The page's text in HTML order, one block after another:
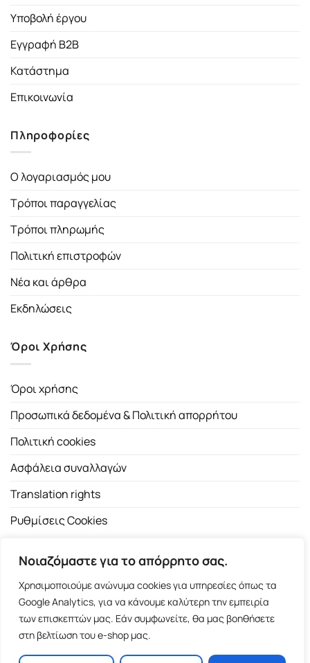
Νοιαζόμαστε για το απόρρητο σας.
Χρησιμοποιούμε ανώνυμα cookies για υπηρεσίες όπως τα
Google Analytics, για να κάνουμε καλύτερη την εμπειρία
των επισκεπτών μας. Εάν συμφωνείτε, θα μας βοηθήσετε
στη βελτίωση του e-shop μας.
Υποβολή έργου
Εγγραφή B2B
Κατάστημα
Επικοινωνία
Πληροφορίες
Ο λογαριασμός μου
Τρόποι παραγγελίας
Τρόποι πληρωμής
Πολιτική επιστροφών
Νέα και άρθρα
Εκδηλώσεις
Όροι Χρήσης
Όροι χρήσης
Προσωπικά δεδομένα & Πολιτική απορρήτου
Πολιτική cookies
Ασφάλεια συναλλαγών
Translation rights
Ρυθμίσεις Cookies
Copyright 2026 ©Εκδοτικός Οίκος Α.Α. Λιβάνη| All rights
reserved.
Σόλωνος 98, 10680 Αθήνα | Τ:2103661200- F: 2103617791